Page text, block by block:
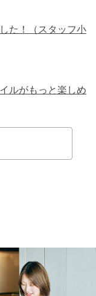
た！（スタッフ小
ルがもっと楽しめ